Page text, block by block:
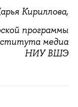
Кириллова,
программы
медиа
НИУ ВШЭ